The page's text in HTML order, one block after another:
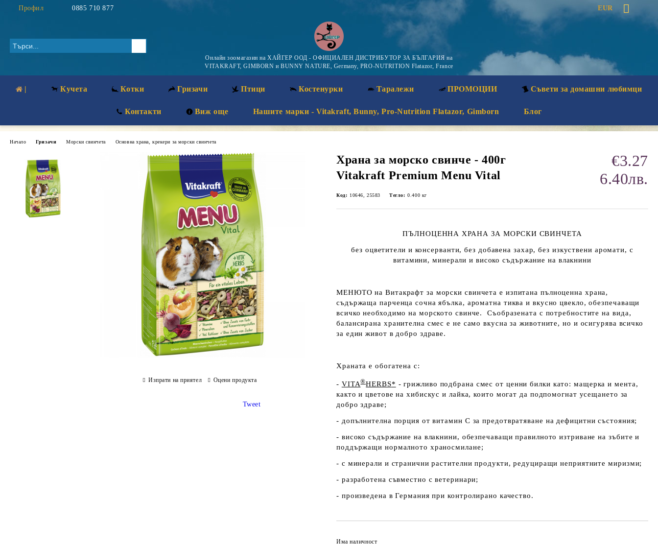
Профил 0885 710 877 EUR
Онлайн зоомагазин на ХАЙГЕР ООД - ОФИЦИАЛЕН ДИСТРИБУТОР ЗА БЪЛГАРИЯ на
VITAKRAFT, GIMBORN и BUNNY NATURE, Germany, PRO-NUTRITION Flatazor, France
| Кучета Котки Гризачи Птици Костенурки Таралежи ПРОМОЦИИ Съвети за домашни любимци
Контакти Виж още Нашите марки - Vitakraft, Bunny, Pro-Nutrition Flatazor, Gimborn Блог
Начало Гризачи Морски свинчета Основна храна, крекери за морски свинчета
Храна за морско свинче - 400г
Vitakraft Premium Menu Vital
€3.27
6.40лв.
Код: 10646, 25583 Тегло: 0.400 кг
ПЪЛНОЦЕННА ХРАНА ЗА МОРСКИ СВИНЧЕТА
без оцветители и консерванти, без добавена захар, без изкуствени аромати, с
витамини, минерали и високо съдържание на влакнини
МЕНЮТО на Витакрафт за морски свинчета е изпитана пълноценна храна,
съдържаща парченца сочна ябълка, ароматна тиква и вкусно цвекло, обезпечаващи
всичко необходимо на морското свинче. Съобразената с потребностите на вида,
балансирана хранителна смес е не само вкусна за животните, но и осигурява всичко
за един живот в добро здраве.
Храната е обогатена с:
- VITA®HERBS* - грижливо подбрана смес от ценни билки като: мащерка и мента,
както и цветове на хибискус и лайка, които могат да подпомогнат усещането за
добро здраве;
- допълнителна порция от витамин С за предотвратяване на дефицитни състояния;
- високо съдържание на влакнини, обезпечаващи правилното изтриване на зъбите и
поддържащи нормалното храносмилане;
- с минерали и странични растителни продукти, редуциращи неприятните миризми;
- разработена съвместно с ветеринари;
- произведена в Германия при контролирано качество.
Има наличност
Изпрати на приятел Оцени продукта
Tweet